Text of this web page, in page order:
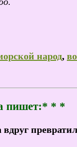
народ,
пишет:* * *